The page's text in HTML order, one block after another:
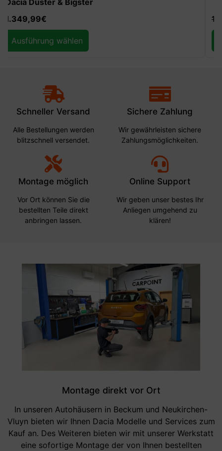
129,99€
Ausführung wählen
Schneller Versand
Alle Bestellungen werden
blitzschnell versendet.
Sichere Zahlung
Wir gewährleisten sichere
Zahlungsmöglichkeiten.
Montage möglich
Vor Ort können Sie die
bestellten Teile direkt
anbringen lassen.
Online Support
Wir geben unser bestes Ihr
Anliegen umgehend zu
klären!
Montage direkt vor Ort
In unseren Autohäusern in Beckum und Neukirchen-
Vluyn bieten wir Ihnen Dacia Modelle und Services zum
Kauf an. Des Weiteren bieten wir mit unserer Werkstatt
eine sofortige Montage der von Ihnen bestellten